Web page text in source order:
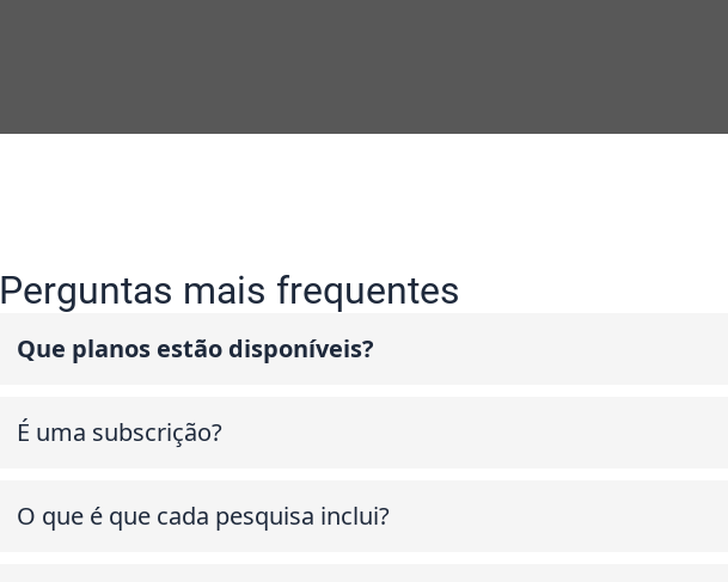
Perguntas mais frequentes
Que planos estão disponíveis?
É uma subscrição?
O que é que cada pesquisa inclui?